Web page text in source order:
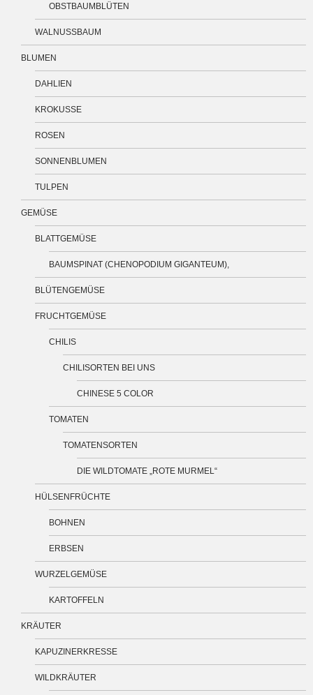
OBSTBAUMBLÜTEN
WALNUSSBAUM
BLUMEN
DAHLIEN
KROKUSSE
ROSEN
SONNENBLUMEN
TULPEN
GEMÜSE
BLATTGEMÜSE
BAUMSPINAT (CHENOPODIUM GIGANTEUM),
BLÜTENGEMÜSE
FRUCHTGEMÜSE
CHILIS
CHILISORTEN BEI UNS
CHINESE 5 COLOR
TOMATEN
TOMATENSORTEN
DIE WILDTOMATE „ROTE MURMEL“
HÜLSENFRÜCHTE
BOHNEN
ERBSEN
WURZELGEMÜSE
KARTOFFELN
KRÄUTER
KAPUZINERKRESSE
WILDKRÄUTER